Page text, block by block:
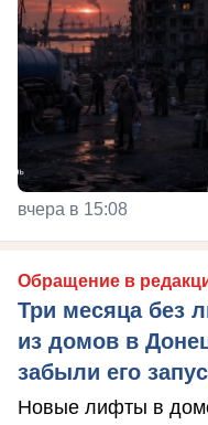
вчера в 15:08
Обращение в
Три месяца без
из домов в
забыли его
Новые лифты в